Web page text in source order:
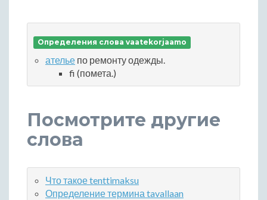
Определения слова vaatekorjaamo
ателье по ремонту одежды.
fi (помета.)
Посмотрите другие
слова
Что такое tenttimaksu
Определение термина tavallaan